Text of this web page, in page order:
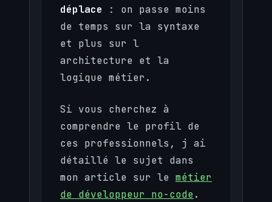
déplace : on passe moins
de temps sur la syntaxe
et plus sur l
architecture et la
logique métier.
Si vous cherchez à
comprendre le profil de
ces professionnels, j ai
détaillé le sujet dans
mon article sur le métier
de développeur no-code.